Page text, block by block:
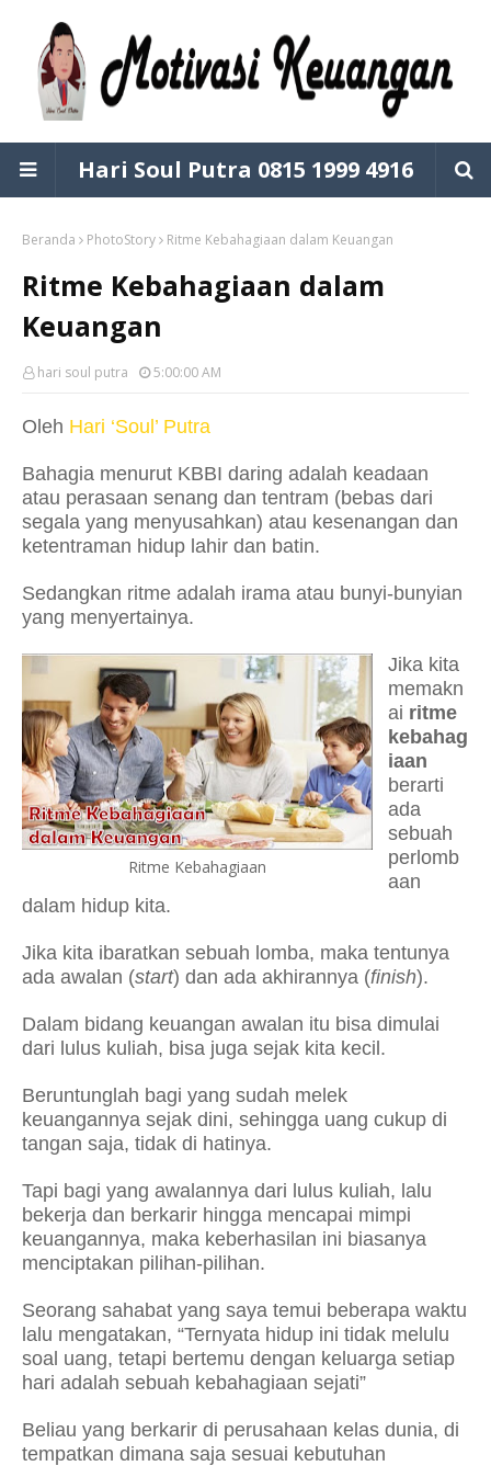
Hari Soul Putra 0815 1999 4916
Beranda PhotoStory Ritme Kebahagiaan dalam Keuangan
Ritme Kebahagiaan dalam
Keuangan
hari soul putra 5:00:00 AM
Oleh Hari ‘Soul’ Putra
Bahagia menurut KBBI daring adalah keadaan
atau perasaan senang dan tentram (bebas dari
segala yang menyusahkan) atau kesenangan dan
ketentraman hidup lahir dan batin.
Sedangkan ritme adalah irama atau bunyi-bunyian
yang menyertainya.
Ritme Kebahagiaan
Jika kita
memakn
ai ritme
kebahag
iaan
berarti
ada
sebuah
perlomb
aan
dalam hidup kita.
Jika kita ibaratkan sebuah lomba, maka tentunya
ada awalan (start) dan ada akhirannya (finish).
Dalam bidang keuangan awalan itu bisa dimulai
dari lulus kuliah, bisa juga sejak kita kecil.
Beruntunglah bagi yang sudah melek
keuangannya sejak dini, sehingga uang cukup di
tangan saja, tidak di hatinya.
Tapi bagi yang awalannya dari lulus kuliah, lalu
bekerja dan berkarir hingga mencapai mimpi
keuangannya, maka keberhasilan ini biasanya
menciptakan pilihan-pilihan.
Seorang sahabat yang saya temui beberapa waktu
lalu mengatakan, “Ternyata hidup ini tidak melulu
soal uang, tetapi bertemu dengan keluarga setiap
hari adalah sebuah kebahagiaan sejati”
Beliau yang berkarir di perusahaan kelas dunia, di
tempatkan dimana saja sesuai kebutuhan